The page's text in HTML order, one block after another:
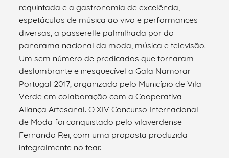
requintada e a gastronomia de excelência,
espetáculos de música ao vivo e performances
diversas, a passerelle palmilhada por do
panorama nacional da moda, música e televisão.
Um sem número de predicados que tornaram
deslumbrante e inesquecível a Gala Namorar
Portugal 2017, organizado pelo Município de Vila
Verde em colaboração com a Cooperativa
Aliança Artesanal. O XIV Concurso Internacional
de Moda foi conquistado pelo vilaverdense
Fernando Rei, com uma proposta produzida
integralmente no tear.